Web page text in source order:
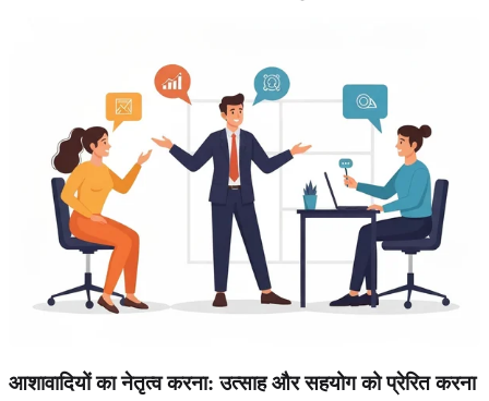
आशावादियों का नेतृत्व करना: उत्साह और सहयोग को प्रेरित करना